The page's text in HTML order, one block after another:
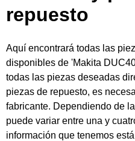
repuesto
Aquí encontrará todas las
disponibles de 'Makita
todas las piezas deseadas
piezas de repuesto, es
fabricante. Dependiendo de
puede variar entre una y
información que tenemos